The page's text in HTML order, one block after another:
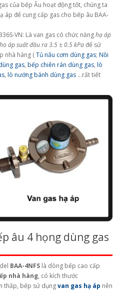
của bếp Âu hoạt động tốt, chúng ta
áp để cung cấp gas cho bếp âu BAA-
VN: Là van gas có chức nănghạ áp
áp suất đầu ra 3.5 ± 0.5 kPađể sử
nhà hàng (Tủ nấu cơm dùng gas; Nồi
gas, bếp chiên rán dùng gas, lò
, lò nướng bánh dùng gas ...rất tiết
âu 4 họng dùng gas
BAA-4NFS là dòng bếp cao cấp
nhà hàng, có kích thước
thấp, bếp sử dụngvan gas hạ áp nên